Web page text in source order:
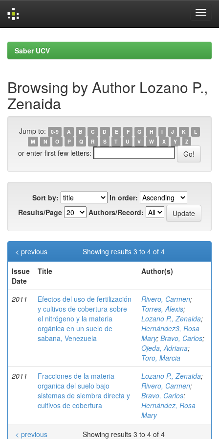
navigationSaber UCV
Browsing by Author Lozano P.,
Zenaida
Jump to: 0-9 A B C D E F G H I J K
L
M
N O P Q R S T U V W X Y Z
or enter first few letters:
Sort by:
In order:
Results/Page
Authors/Record:
Showing results 3 to 4 of 4
< previous
Issue
Date
Title Author(s)
2011
Efectos del uso de fertilización
y cultivos de cobertura sobre
el nitrógeno y la materia
orgánica en un suelo de
sabana, Venezuela
Rivero, Carmen;
Torres, Alexis;
Lozano P., Zenaida;
Hernández3, Rosa
Mary; Bravo, Carlos;
Ojeda, Adriana;
Toro, Marcia
2011
Fracciones de la materia
organica del suelo bajo
sistemas de siembra directa y
cultivos de cobertura
Lozano P., Zenaida;
Rivero, Carmen;
Bravo, Carlos;
Hernández, Rosa
Mary
Showing results 3 to 4 of 4
< previous